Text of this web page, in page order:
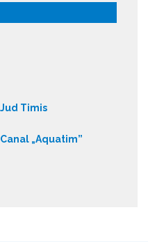
Timis
„Aquatim”